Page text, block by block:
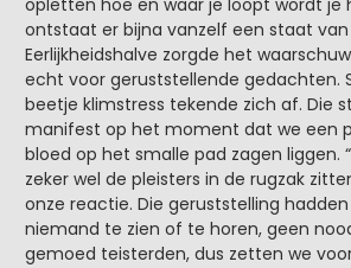
opletten hoe en waar je loopt wordt je
ontstaat er bijna vanzelf een staat van
Eerlijkheidshalve zorgde het
echt voor geruststellende gedachten.
beetje klimstress tekende zich af. Die
manifest op het moment dat we een
bloed op het smalle pad zagen liggen.
zeker wel de pleisters in de rugzak
onze reactie. Die geruststelling hadden
niemand te zien of te horen, geen
gemoed teisterden, dus zetten we